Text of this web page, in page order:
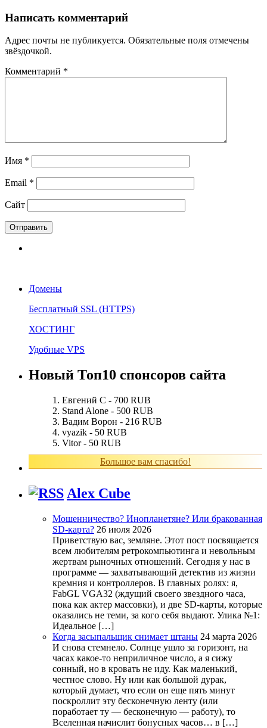
Написать комментарий
Адрес почты не публикуется. Обязательные поля отмечены
звёздочкой.
Комментарий *
Имя *
Email *
Сайт
Домены
Бесплатный SSL (HTTPS)
ХОСТИНГ
Удобные VPS
Новый Топ10 спонсоров сайта
Евгений С - 700 RUB
Stand Alone - 500 RUB
Вадим Ворон - 216 RUB
vyazik - 50 RUB
Vitor - 50 RUB
Большое вам спасибо!
Alex Cube
Мошенничество? Инопланетяне? Или бракованная
SD-карта? 26 июля 2026
Приветствую вас, земляне. Этот пост посвящается
всем любителям ретрокомпьютинга и невольным
жертвам рыночных отношений. Сегодня у нас в
программе — захватывающий детектив из жизни
кремния и контроллеров. В главных ролях: я,
FabGL VGA32 (ждущий своего звездного часа,
пока как актер массовки), и две SD-карты, которые
оказались не теми, за кого себя выдают. Улика №1:
Идеальное […]
Когда засыпальщик снимает штаны 24 марта 2026
И снова стемнело. Солнце ушло за горизонт, на
часах какое-то неприличное число, а я сижу
сонный, но в кровать не иду. Как маленький,
честное слово. Ну или как большой дурак,
который думает, что если он еще пять минут
поскроллит эту бесконечную ленту (или
поработает ту — бесконечную — работу), то
Вселенная начислит бонусных часов… в […]